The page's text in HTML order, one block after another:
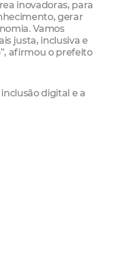
inovadoras, para
gerar
Vamos
justa, inclusiva e
afirmou o prefeito
digital e a